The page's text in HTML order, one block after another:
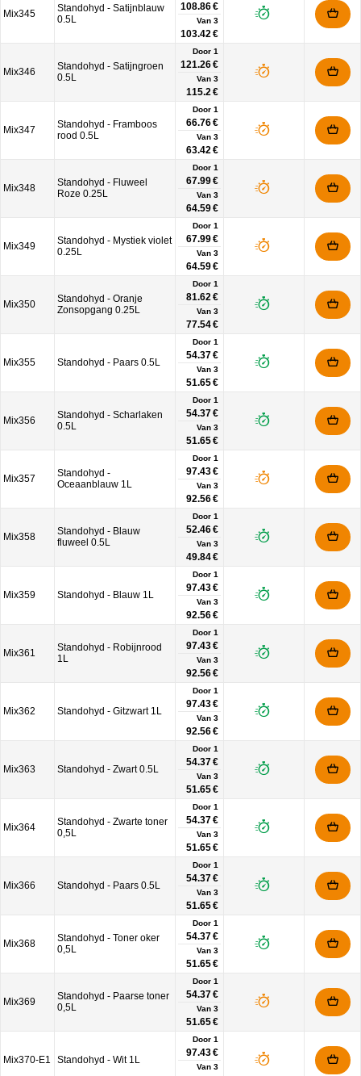
Mix345
Standohyd - Satijnblauw
0.5L
108.86 €
Van 3
103.42 €
Mix346
Standohyd - Satijngroen
0.5L
Door 1
121.26 €
Van 3
115.2 €
Mix347
Standohyd - Framboos
rood 0.5L
Door 1
66.76 €
Van 3
63.42 €
Mix348
Standohyd - Fluweel
Roze 0.25L
Door 1
67.99 €
Van 3
64.59 €
Mix349
Standohyd - Mystiek violet
0.25L
Door 1
67.99 €
Van 3
64.59 €
Mix350
Standohyd - Oranje
Zonsopgang 0.25L
Door 1
81.62 €
Van 3
77.54 €
Mix355 Standohyd - Paars 0.5L
Door 1
54.37 €
Van 3
51.65 €
Mix356
Standohyd - Scharlaken
0.5L
Door 1
54.37 €
Van 3
51.65 €
Mix357
Standohyd -
Oceaanblauw 1L
Door 1
97.43 €
Van 3
92.56 €
Mix358
Standohyd - Blauw
fluweel 0.5L
Door 1
52.46 €
Van 3
49.84 €
Mix359 Standohyd - Blauw 1L
Door 1
97.43 €
Van 3
92.56 €
Mix361
Standohyd - Robijnrood
1L
Door 1
97.43 €
Van 3
92.56 €
Mix362 Standohyd - Gitzwart 1L
Door 1
97.43 €
Van 3
92.56 €
Mix363 Standohyd - Zwart 0.5L
Door 1
54.37 €
Van 3
51.65 €
Mix364
Standohyd - Zwarte toner
0,5L
Door 1
54.37 €
Van 3
51.65 €
Mix366 Standohyd - Paars 0.5L
Door 1
54.37 €
Van 3
51.65 €
Mix368
Standohyd - Toner oker
0,5L
Door 1
54.37 €
Van 3
51.65 €
Mix369
Standohyd - Paarse toner
0,5L
Door 1
54.37 €
Van 3
51.65 €
Mix370-E1 Standohyd - Wit 1L
Door 1
97.43 €
Van 3